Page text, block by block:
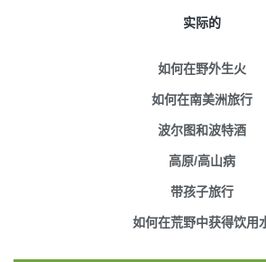
实际的
如何在野外生火
如何在南美洲旅行
波尔图和波特酒
高原/高山病
带孩子旅行
如何在荒野中获得饮用